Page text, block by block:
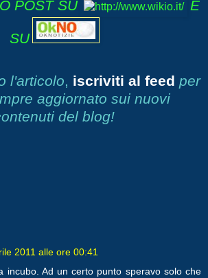
POST SU E
SU
l'articolo, iscriviti al feed per
aggiornato sui nuovi
del blog!
2011 alle ore 00:41
incubo. Ad un certo punto speravo solo che